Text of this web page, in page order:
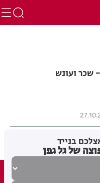
שכר ועונש
בנייד
של גל גפן